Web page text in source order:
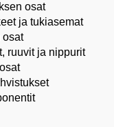
osat
ja tukiasemat
osat
ruuvit ja nippurit